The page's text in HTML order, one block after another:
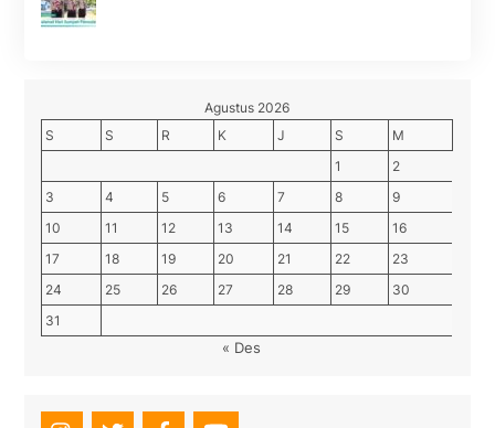
Agustus 2026
S
S R K J S
M
1
2
3
4 5 6 7 8
9
10
11 12 13 14 15
16
17
18 19 20 21 22
23
24
25 26 27 28 29
30
31
« Des